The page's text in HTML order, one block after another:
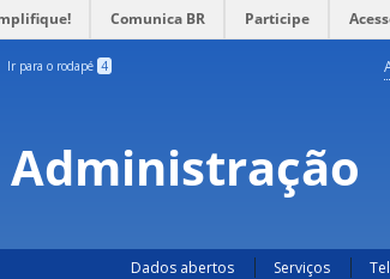
Comunica BR Participe
Ir para o rodapé 4
Dados abertos Serviços